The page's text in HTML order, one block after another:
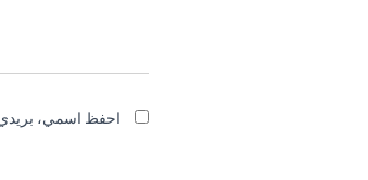
احفظ اسمي، بريدي